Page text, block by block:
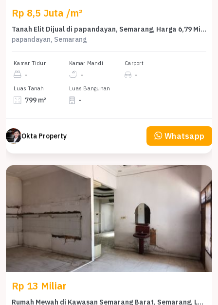
Rp 8,5 Juta /m²
Tanah Elit Dijual di papandayan, Semarang, Harga 6,79 Miliar
papandayan, Semarang
Kamar Tidur
-
Kamar Mandi
-
Carport
-
Luas Tanah
799 m²
Luas Bangunan
-
Okta Property Whatsapp
Rp 13 Miliar
Rumah Mewah di Kawasan Semarang Barat, Semarang, LB 700m², Harga 13 Miliar